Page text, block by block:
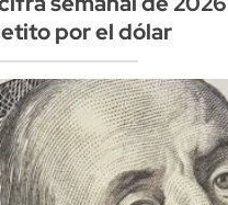
por el dólar